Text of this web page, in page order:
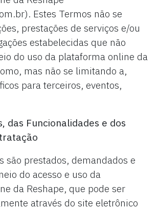
Estes Termos não se
prestações de serviços e/ou
estabelecidas que não
do uso da plataforma online da
mas não se limitando a,
para terceiros, eventos,
das Funcionalidades e dos
são prestados, demandados e
do acesso e uso da
da Reshape, que pode ser
através do site eletrônico